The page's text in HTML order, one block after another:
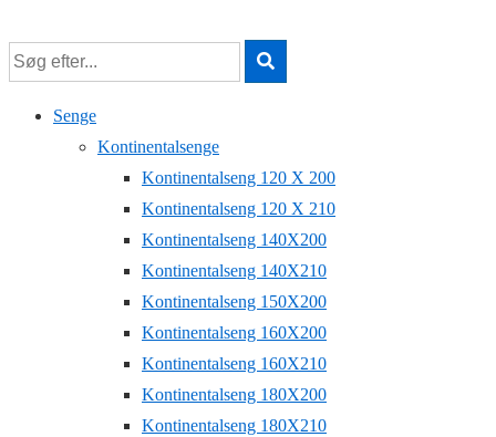
Hop
til
hovedindhold
Senge
Kontinentalsenge
Kontinentalseng 120 X 200
Kontinentalseng 120 X 210
Kontinentalseng 140X200
Kontinentalseng 140X210
Kontinentalseng 150X200
Kontinentalseng 160X200
Kontinentalseng 160X210
Kontinentalseng 180X200
Kontinentalseng 180X210